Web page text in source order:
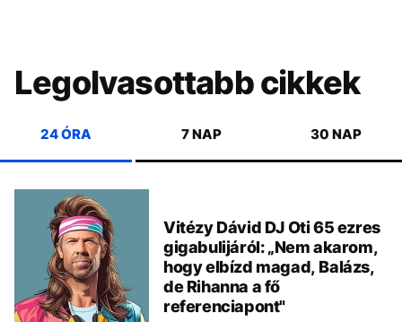
Legolvasottabb cikkek
24 ÓRA 7 NAP 30 NAP
Vitézy Dávid DJ Oti 65 ezres
gigabulijáról: „Nem akarom,
hogy elbízd magad, Balázs,
de Rihanna a fő
referenciapont"